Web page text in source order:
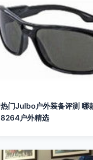
热门Julbo户外装备评测
8264户外精选